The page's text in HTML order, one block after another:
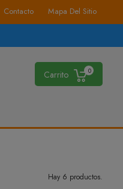
Contacto Mapa Del Sitio
Carrito 0
Hay 6 productos.